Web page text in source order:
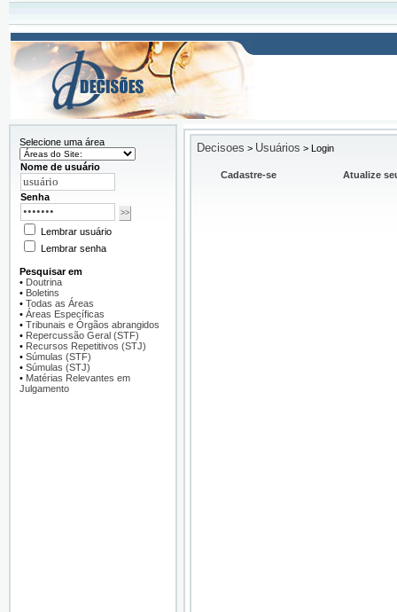
Selecione uma área
Nome de usuário
Senha
Lembrar usuário
Lembrar senha
Pesquisar em
• Doutrina
• Boletins
• Todas as Áreas
• Áreas Específicas
• Tribunais e Órgãos abrangidos
• Repercussão Geral (STF)
• Recursos Repetitivos (STJ)
• Súmulas (STF)
• Súmulas (STJ)
• Matérias Relevantes em
Julgamento
Decisoes > Usuários > Login
Cadastre-se Atualize